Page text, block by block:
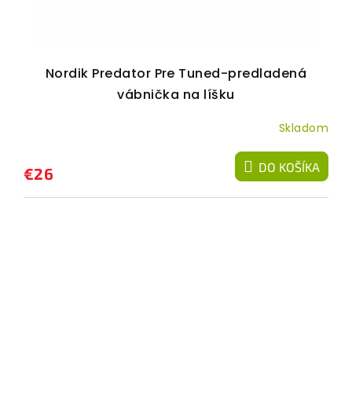
Nordik Predator Pre Tuned-predladená
vábnička na líšku
Skladom
€26 DO KOŠÍKA